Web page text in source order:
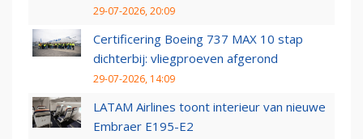
29-07-2026, 20:09
Certificering Boeing 737 MAX 10 stap
dichterbij: vliegproeven afgerond
29-07-2026, 14:09
LATAM Airlines toont interieur van nieuwe
Embraer E195-E2